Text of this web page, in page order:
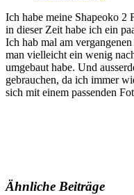
Ich habe meine Shapeoko 2
in dieser Zeit habe ich ein
Ich hab mal am
man vielleicht ein wenig
umgebaut habe. Und
gebrauchen, da ich immer
sich mit einem passenden
Ähnliche Beiträge